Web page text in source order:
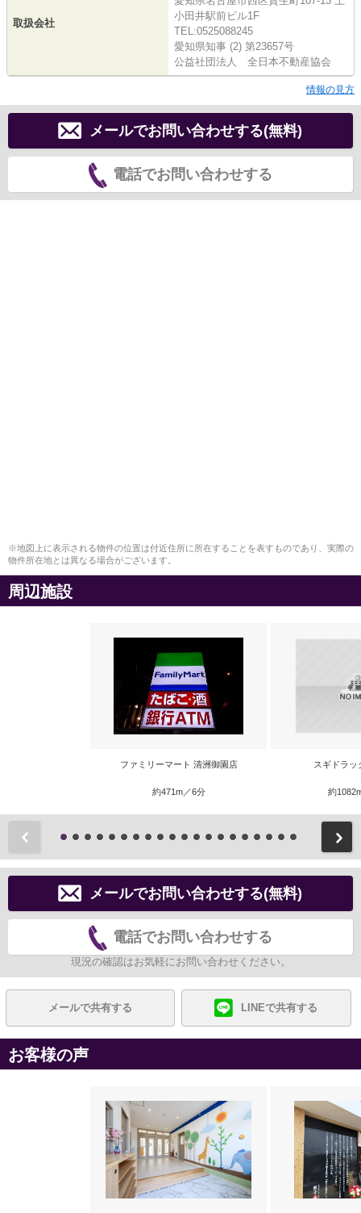
取扱会社
小田井駅前ビル1F
TEL:0525088245
愛知県知事 (2) 第23657号
公益社団法人 全日本不動産協会
情報の見方
メールでお問い合わせする(無料)
電話でお問い合わせする
※地図上に表示される物件の位置は付近住所に所在することを表すものであり、実際の
物件所在地とは異なる場合がございます。
周辺施設
ファミリーマート 清洲御園店
約471m／6分
スギドラッ
約
メールでお問い合わせする(無料)
電話でお問い合わせする
現況の確認はお気軽にお問い合わせください。
メールで共有する LINEで共有する
お客様の声